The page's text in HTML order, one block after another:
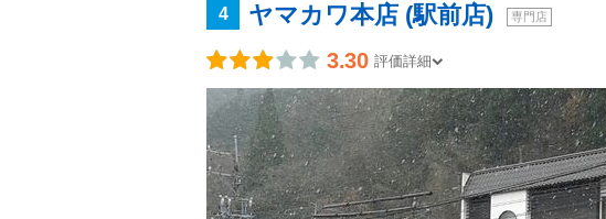
4 ヤマカワ本店 (駅前店) 専門店
3.30 評価詳細